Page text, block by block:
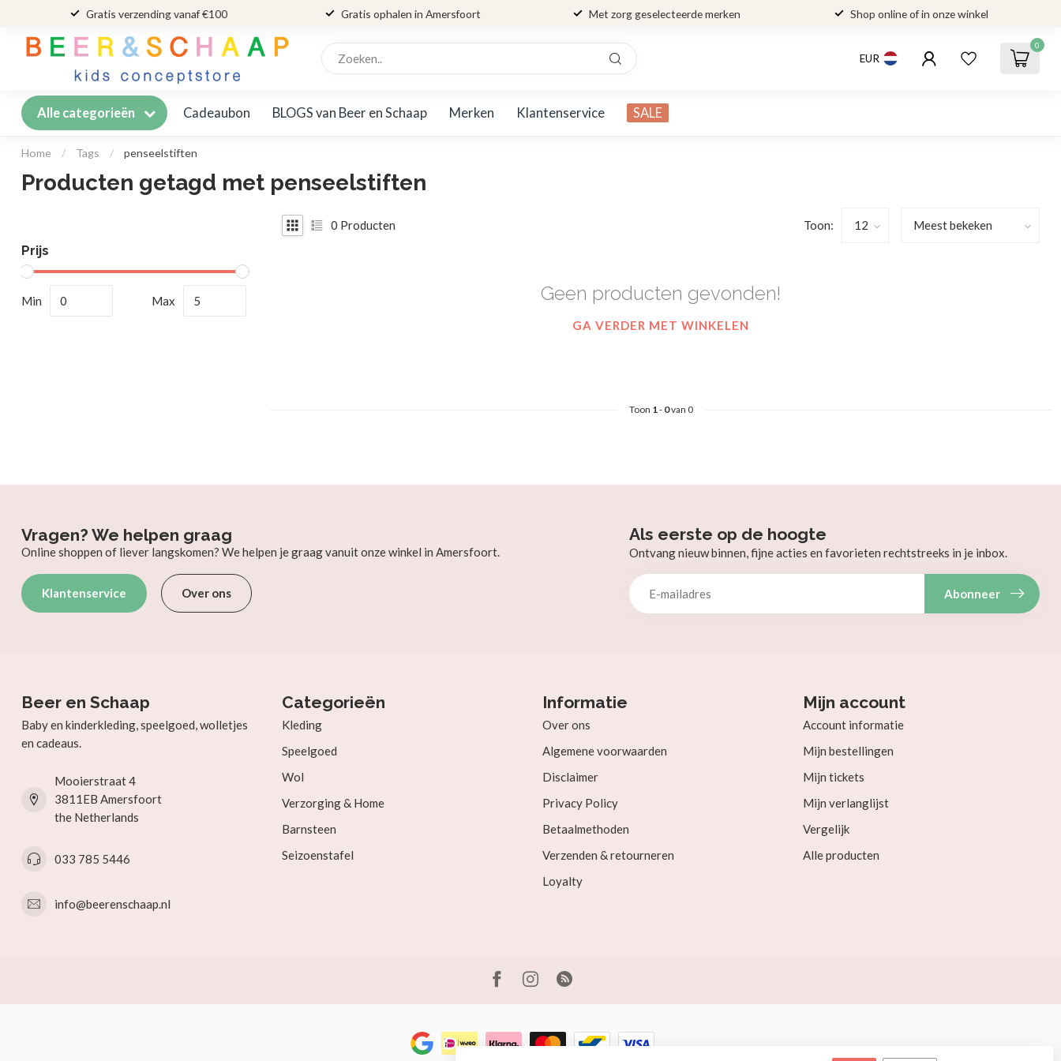
Gratis verzending vanaf €100 Gratis ophalen in Amersfoort Met zorg geselecteerde merken Shop online of in onze winkel
EUR
0
Alle categorieën Cadeaubon BLOGS van Beer en Schaap Merken Klantenservice SALE
Home / Tags / penseelstiften
Producten getagd met penseelstiften
Prijs
Min Max
0 Producten Toon:
Geen producten gevonden!
GA VERDER MET WINKELEN
Toon 1- 0van 0
Vragen? We helpen graag
Online shoppen of liever langskomen? We helpen je graag vanuit onze winkel in Amersfoort.
Klantenservice Over ons
Als eerste op de hoogte
Ontvang nieuw binnen, fijne acties en favorieten rechtstreeks in je inbox.
Abonneer
Beer en Schaap
Baby en kinderkleding, speelgoed, wolletjes
en cadeaus.
Mooierstraat 4
3811EB Amersfoort
the Netherlands
033 785 5446
info@beerenschaap.nl
Categorieën
Kleding
Speelgoed
Wol
Verzorging & Home
Barnsteen
Seizoenstafel
Informatie
Over ons
Algemene voorwaarden
Disclaimer
Privacy Policy
Betaalmethoden
Verzenden & retourneren
Loyalty
Mijn account
Account informatie
Mijn bestellingen
Mijn tickets
Mijn verlanglijst
Vergelijk
Alle producten